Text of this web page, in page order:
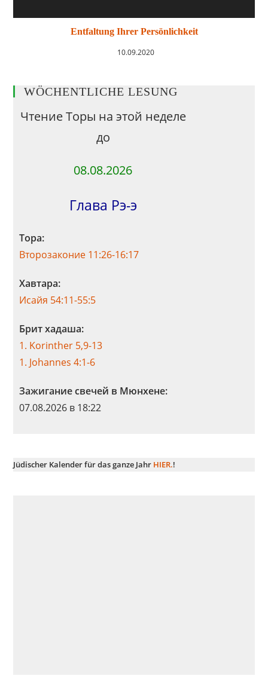
Entfaltung Ihrer Persönlichkeit
10.09.2020
WÖCHENTLICHE LESUNG
Чтение Торы на этой неделе
до
08.08.2026
Глава Рэ-э
Тора:
Второзаконие 11:26-16:17
Хавтара:
Исайя 54:11-55:5
Брит хадаша:
1. Korinther 5,9-13
1. Johannes 4:1-6
Зажигание свечей в Мюнхене:
07.08.2026 в 18:22
Jüdischer Kalender für das ganze Jahr HIER.!